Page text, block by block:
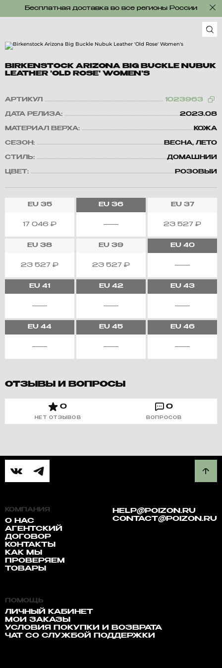
Бесплатная доставка во все регионы России
BIRKENSTOCK ARIZONA BIG BUCKLE NUBUK
LEATHER 'OLD ROSE' WOMEN'S
АРТИКУЛ 1023963
ДАТА РЕЛИЗА: 2023.08
МАТЕРИАЛ ВЕРХА: КОЖА
СЕЗОН: ВЕСНА, ЛЕТО
СТИЛЬ: ДОМАШНИЙ
ЦВЕТ: РОЗОВЫЙ
EU35
17 046 ₽
EU 36 EU37
23 527 ₽
EU 38
23 527 ₽
EU 39
23 527 ₽
EU40
EU 41 EU42 EU43
EU 44 EU 45 EU46
ОТЗЫВЫ И ВОПРОСЫ
0
НЕТ ОТЗЫВОВ
0
ВОПРОСОВ
КОМПАНИЯ
О НАС
АГЕНТСКИЙ
ДОГОВОР
КОНТАКТЫ
КАК МЫ
ПРОВЕРЯЕМ
ТОВАРЫ
HELP@POIZON.RU
CONTACT@POIZON.RU
ПОМОЩЬ
ЛИЧНЫЙ КАБИНЕТ
МОИ ЗАКАЗЫ
УСЛОВИЯ ПОКУПКИ И ВОЗВРАТА
ЧАТ СО СЛУЖБОЙ ПОДДЕРЖКИ